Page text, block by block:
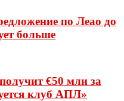
по Леао до
больше
€50 млн за
клуб АПЛ»